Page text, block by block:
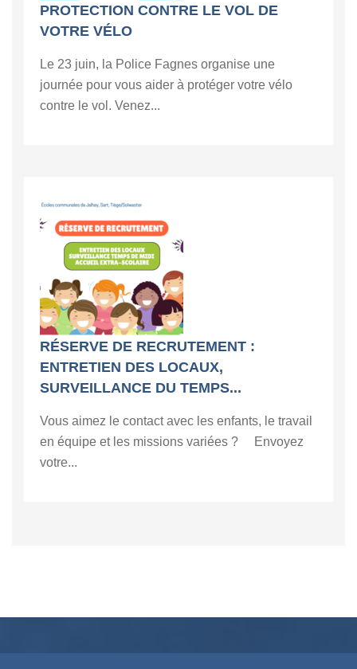
PROTECTION CONTRE LE VOL DE
VOTRE VÉLO
Le 23 juin, la Police Fagnes organise une
journée pour vous aider à protéger votre vélo
contre le vol. Venez...
RÉSERVE DE RECRUTEMENT :
ENTRETIEN DES LOCAUX,
SURVEILLANCE DU TEMPS...
Vous aimez le contact avec les enfants, le travail
en équipe et les missions variées ? Envoyez
votre...